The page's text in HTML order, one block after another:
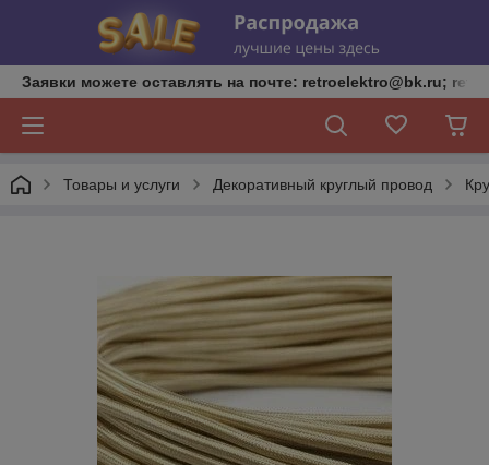
Заявки можете оставлять на почте: retroelektro@bk.ru;
Товары и услуги Декоративный круглый провод